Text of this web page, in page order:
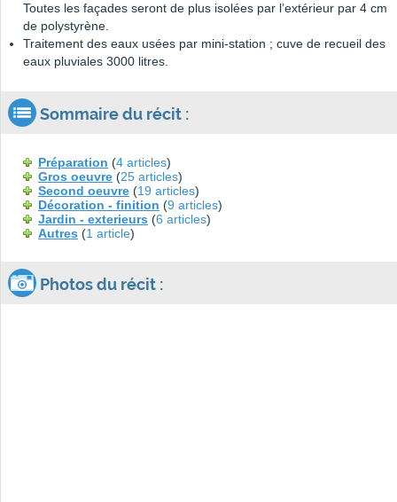
Toutes les façades seront de plus isolées par l’extérieur par 4 cm
de polystyrène.
Traitement des eaux usées par mini-station ; cuve de recueil des
eaux pluviales 3000 litres.
Sommaire du récit :
Préparation (4 articles)
Gros oeuvre (25 articles)
Second oeuvre (19 articles)
Décoration - finition (9 articles)
Jardin - exterieurs (6 articles)
Autres (1 article)
Photos du récit :